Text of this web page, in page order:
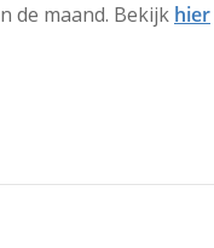
de maand. Bekijk hier